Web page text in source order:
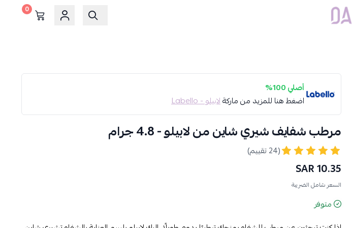
Dar Alamirat
0
أصلي 100%
اضغط هنا للمزيد من ماركةلابيلو - Labello
مرطب شفايف شيري شاين من لابيلو - 4.8 جرام
(24 تقييم)
10.35 SAR
السعر شامل الضريبة
متوفر